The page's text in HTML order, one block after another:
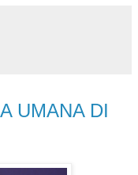
UMANA DI